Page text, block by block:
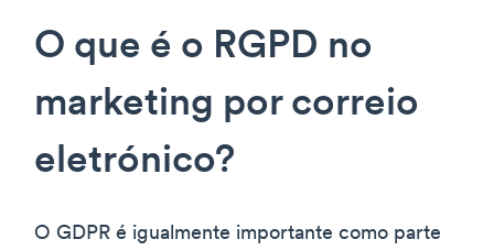
O que é o RGPD no
marketing por correio
eletrónico?
O GDPR é igualmente importante como parte